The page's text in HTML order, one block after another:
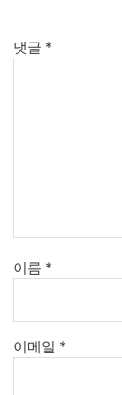
댓글 *
이름 *
이메일 *